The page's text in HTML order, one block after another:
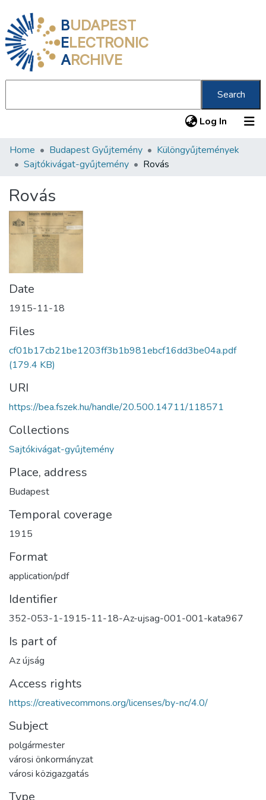
BUDAPEST
ELECTRONIC
ARCHIVE
Search
Log In (current)
Communities & Collections
Statistics
About us
Home Budapest Gyűjtemény
Különgyűjtemények
Sajtókivágat-gyűjtemény
Rovás
Rovás
Date
1915-11-18
Files
cf01b17cb21be1203ff3b1b981ebcf16dd3be04a.pdf
(179.4 KB)
URI
https://bea.fszek.hu/handle/20.500.14711/118571
Collections
Sajtókivágat-gyűjtemény
Place, address
Budapest
Temporal coverage
1915
Format
application/pdf
Identifier
352-053-1-1915-11-18-Az-ujsag-001-001-kata967
Is part of
Az újság
Access rights
https://creativecommons.org/licenses/by-nc/4.0/
Subject
polgármester
városi önkormányzat
városi közigazgatás
Type